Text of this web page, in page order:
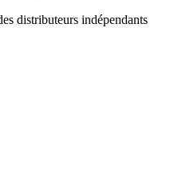
distributeurs indépendants